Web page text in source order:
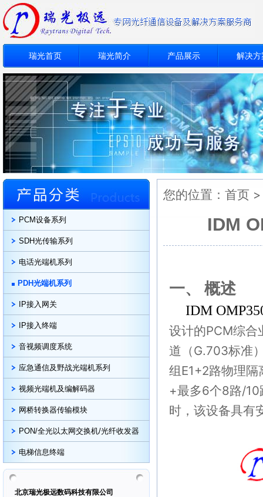
瑞光首页 瑞光简介 产品展示 解决方
PCM设备系列
SDH光传输系列
电话光端机系列
PDH光端机系列
IP接入网关
IP接入终端
音视频调度系统
应急通信及野战光端机系列
视频光端机及编解码器
网桥转换器传输模块
PON/全光以太网交换机/光纤收发器
电梯信息终端
北京瑞光极远数码科技有限公司
您的位置： 首页
IDM
一、 概述
IDM
设计的PCM综合
道（G.703标准
组E1+2路物理
+最多6个8路/10
时，该设备具有